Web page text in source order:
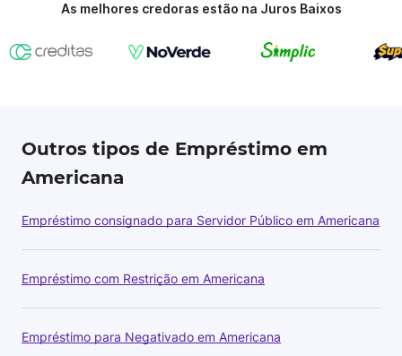
As melhores credoras estão na Juros Baixos
Outros tipos de Empréstimo em
Americana
Empréstimo consignado para Servidor Público em Americana
Empréstimo com Restrição em Americana
Empréstimo para Negativado em Americana